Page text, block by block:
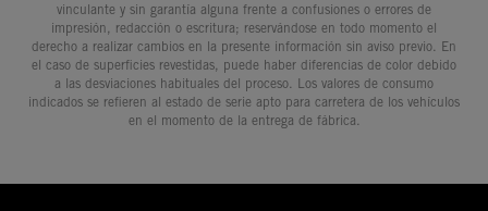
vinculante y sin garantía alguna frente a confusiones o errores de
impresión, redacción o escritura; reservándose en todo momento el
derecho a realizar cambios en la presente información sin aviso previo. En
el caso de superficies revestidas, puede haber diferencias de color debido
a las desviaciones habituales del proceso. Los valores de consumo
indicados se refieren al estado de serie apto para carretera de los vehículos
en el momento de la entrega de fábrica.